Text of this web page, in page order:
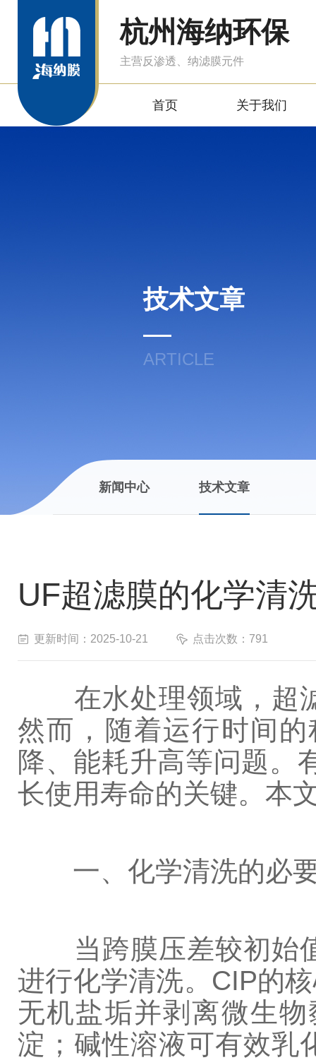
杭州海纳环保
主营反渗透、纳滤膜元件
首页 关于我们
技术文章
ARTICLE
新闻中心 技术文章
UF超滤膜的化学清
更新时间：2025-10-21 点击次数：791
在水处理领域，超滤
然而，随着运行时间
降、能耗升高等问题。
长使用寿命的关键。本
一、化学清洗的必
当跨膜压差较初始值
进行化学清洗。CIP的
无机盐垢并剥离微生
淀；碱性溶液可有效乳